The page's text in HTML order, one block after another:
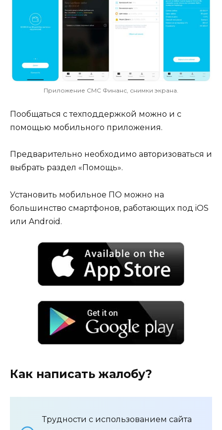
Приложение СМС Финанс, снимки экрана.
Пообщаться с техподдержкой можно и с
помощью мобильного приложения.
Предварительно необходимо авторизоваться и
выбрать раздел «Помощь».
Установить мобильное ПО можно на
большинство смартфонов, работающих под iOS
или Android.
Как написать жалобу?
Трудности с использованием сайта